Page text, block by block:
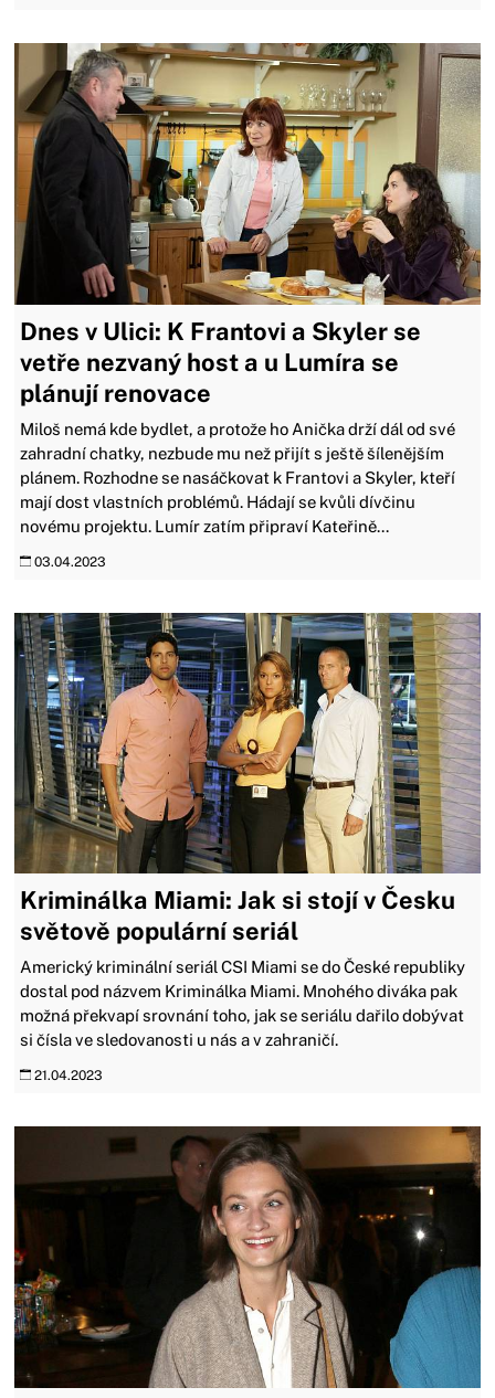
Dnes v Ulici: K Frantovi a Skyler se
vetře nezvaný host a u Lumíra se
plánují renovace
Miloš nemá kde bydlet, a protože ho Anička drží dál od své
zahradní chatky, nezbude mu než přijít s ještě šílenějším
plánem. Rozhodne se nasáčkovat k Frantovi a Skyler, kteří
mají dost vlastních problémů. Hádají se kvůli dívčinu
novému projektu. Lumír zatím připraví Kateřině...
03.04.2023
Kriminálka Miami: Jak si stojí v Česku
světově populární seriál
Americký kriminální seriál CSI Miami se do České republiky
dostal pod názvem Kriminálka Miami. Mnohého diváka pak
možná překvapí srovnání toho, jak se seriálu dařilo dobývat
si čísla ve sledovanosti u nás a v zahraničí.
21.04.2023